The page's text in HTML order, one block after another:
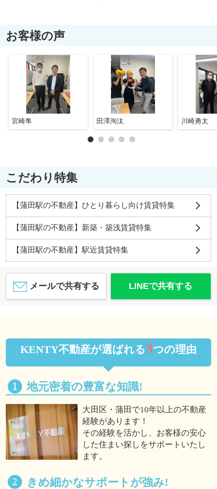
お客様の声
宮崎隼 田澤洵汰 川崎勇太
こだわり特集
【蒲田駅の不動産】ひとり暮らし向け賃貸特集
【蒲田駅の不動産】新築・築浅賃貸特集
【蒲田駅の不動産】駅近賃貸特集
メールで共有する LINEで共有する
KENTY不動産が選ばれる3つの理由
地元密着の豊富な知識!
大田区・蒲田で10年以上の不動産
経験があります！
その経験を活かし、お客様の安心
した住まい探しをサポートいたし
ます。
きめ細かなサポートが強み!